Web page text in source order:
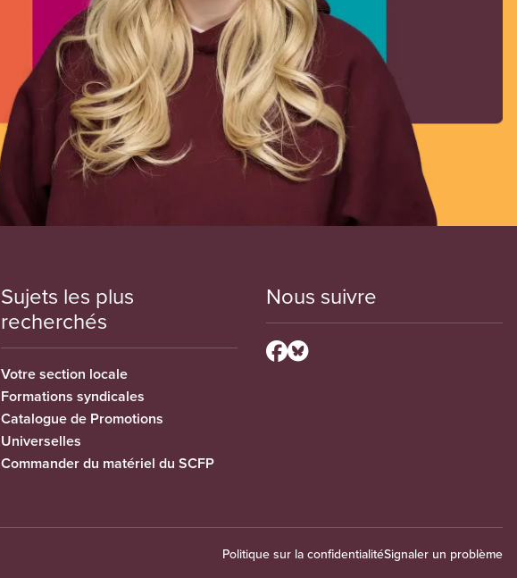
Sujets les plus
recherchés
Votre section locale
Formations syndicales
Catalogue de Promotions
Universelles
Commander du matériel du SCFP
Nous suivre
Politique sur la confidentialitéSignaler un problème